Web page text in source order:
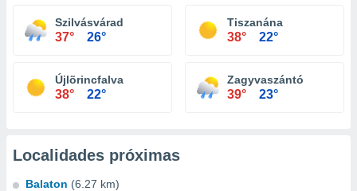
Szilvásvárad
37° 26°
Tiszanána
38° 22°
Újlõrincfalva
38° 22°
Zagyvaszántó
39° 23°
Localidades próximas
Balaton (6.27 km)